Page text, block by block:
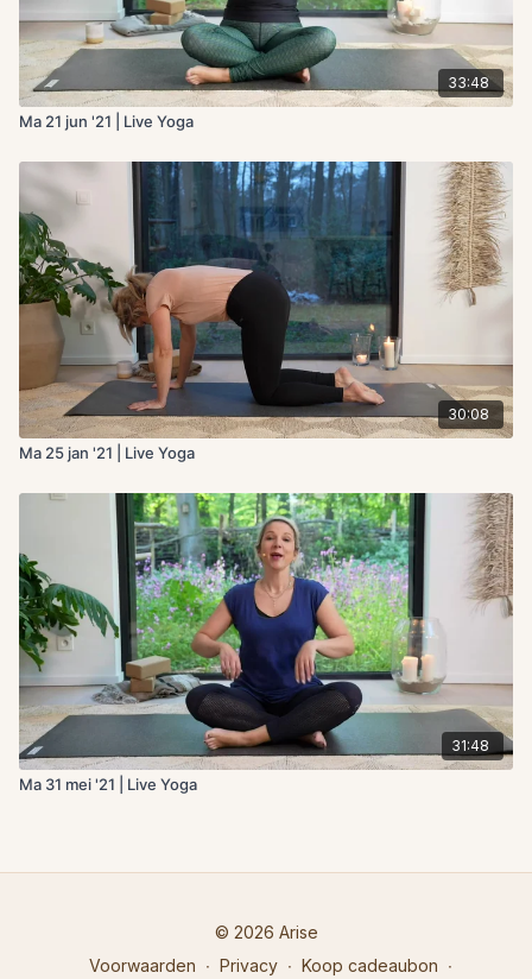
33:48
Ma 21 jun '21 | Live Yoga
30:08
Ma 25 jan '21 | Live Yoga
31:48
Ma 31 mei '21 | Live Yoga
© 2026 Arise
Voorwaarden ∙ Privacy ∙ Koop cadeaubon ∙